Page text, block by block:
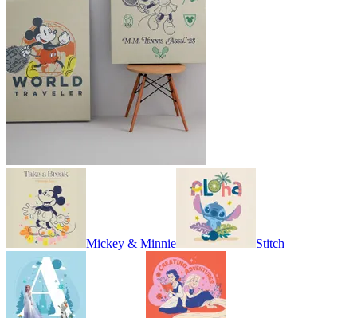
Mickey & Minnie Stitch